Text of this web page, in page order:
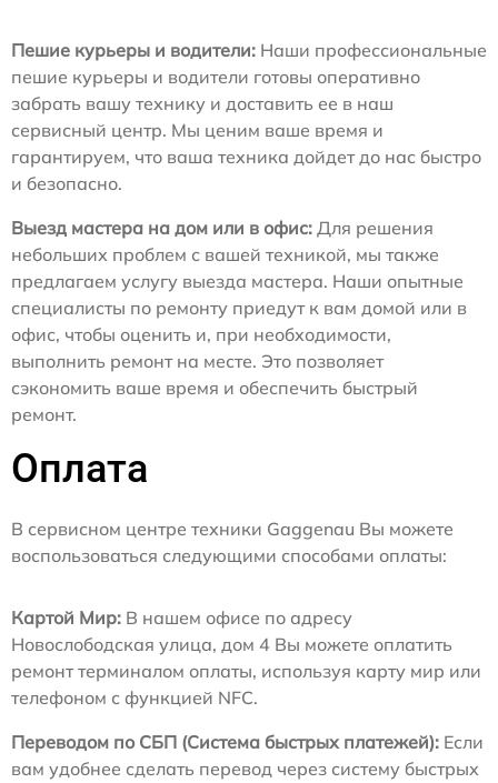
Пешие курьеры и водители: Наши профессиональные
пешие курьеры и водители готовы оперативно
забрать вашу технику и доставить ее в наш
сервисный центр. Мы ценим ваше время и
гарантируем, что ваша техника дойдет до нас быстро
и безопасно.
Выезд мастера на дом или в офис: Для решения
небольших проблем с вашей техникой, мы также
предлагаем услугу выезда мастера. Наши опытные
специалисты по ремонту приедут к вам домой или в
офис, чтобы оценить и, при необходимости,
выполнить ремонт на месте. Это позволяет
сэкономить ваше время и обеспечить быстрый
ремонт.
Оплата
В сервисном центре техники Gaggenau Вы можете
воспользоваться следующими способами оплаты:
Картой Мир: В нашем офисе по адресу
Новослободская улица, дом 4 Вы можете оплатить
ремонт терминалом оплаты, используя карту мир или
телефоном с функцией NFC.
Переводом по СБП (Система быстрых платежей): Если
вам удобнее сделать перевод через систему быстрых